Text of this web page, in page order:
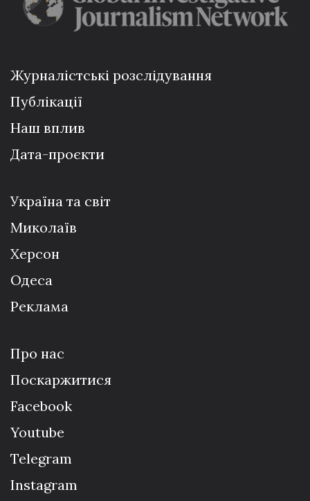
Журналістські розслідування
Публікації
Наш вплив
Дата-проєкти
Україна та світ
Миколаїв
Херсон
Одеса
Реклама
Про нас
Поскаржитися
Facebook
Youtube
Telegram
Instagram